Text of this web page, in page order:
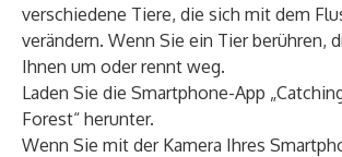
verschiedene Tiere, die sich mit dem
verändern. Wenn Sie ein Tier berühren,
Ihnen um oder rennt weg.
Laden Sie die Smartphone-App
Forest“ herunter.
Wenn Sie mit der Kamera Ihres